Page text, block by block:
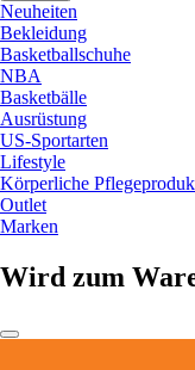
Neuheiten
Bekleidung
Basketballschuhe
NBA
Basketbälle
Ausrüstung
US-Sportarten
Lifestyle
Körperliche
Outlet
Marken
Wird zum